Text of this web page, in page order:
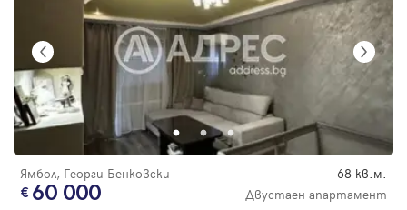
Ямбол, Георги Бенковски 68 кв.м.
60 000 Двустаен апартамент